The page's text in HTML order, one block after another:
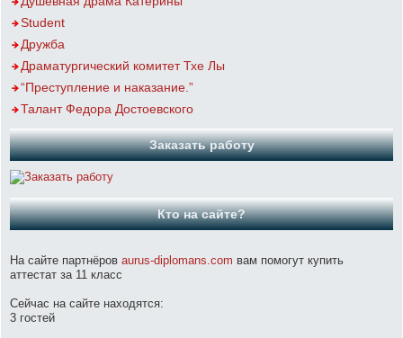
Student
Дружба
Драматургический комитет Тхе Лы
“Преступление и наказание.”
Талант Федора Достоевского
Заказать работу
Кто на сайте?
На сайте партнёров aurus-diplomans.com вам помогут купить
аттестат за 11 класс
Сейчас на сайте находятся:
3 гостей